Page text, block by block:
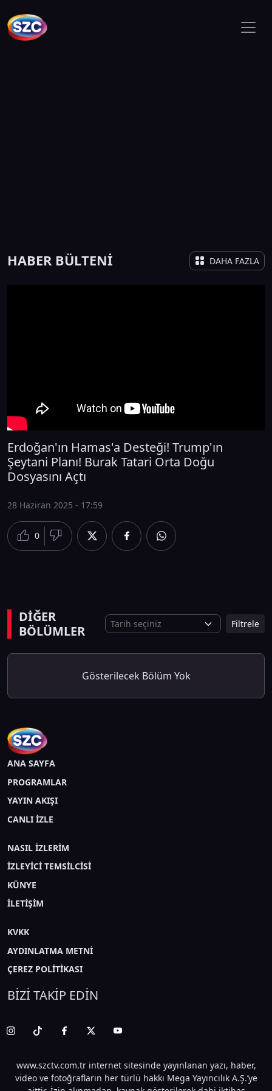
HABER BÜLTENİ DAHA FAZLA
Erdoğan'ın Hamas'a Desteği! Trump'ın
Şeytani Planı! Burak Tatari Orta Doğu
Dosyasını Açtı
28 Haziran 2025 - 17:59
0
DİĞER
BÖLÜMLER
Filtrele
Gösterilecek Bölüm Yok
ANA SAYFA
PROGRAMLAR
YAYIN AKIŞI
CANLI İZLE
NASIL İZLERİM
İZLEYİCİ TEMSİLCİSİ
KÜNYE
İLETİŞİM
KVKK
AYDINLATMA METNİ
ÇEREZ POLİTİKASI
BİZİ TAKİP EDİN
www.szctv.com.tr internet sitesinde yayınlanan yazı, haber,
video ve fotoğrafların her türlü hakkı Mega Yayıncılık A.Ş.’ye